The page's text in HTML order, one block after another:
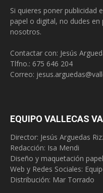
Si quieres poner publicidad
papel o digital, no dudes
nosotros.
Contactar con: Jesús
Tlfno.: 675 646 204
Correo:
EQUIPO VALLECAS VA
Director: Jesús Arguedas
Redacción: Isa Mendi
Diseño y maquetación
Web y Redes Sociales:
Distribución: Mar Torrado